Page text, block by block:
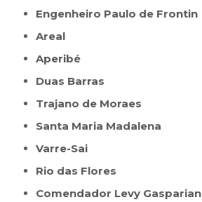
Engenheiro Paulo de Frontin
Areal
Aperibé
Duas Barras
Trajano de Moraes
Santa Maria Madalena
Varre-Sai
Rio das Flores
Comendador Levy Gasparian